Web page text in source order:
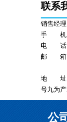
联系
销售经
手 机：
电 话：
邮 箱
地 址：
号九为
公